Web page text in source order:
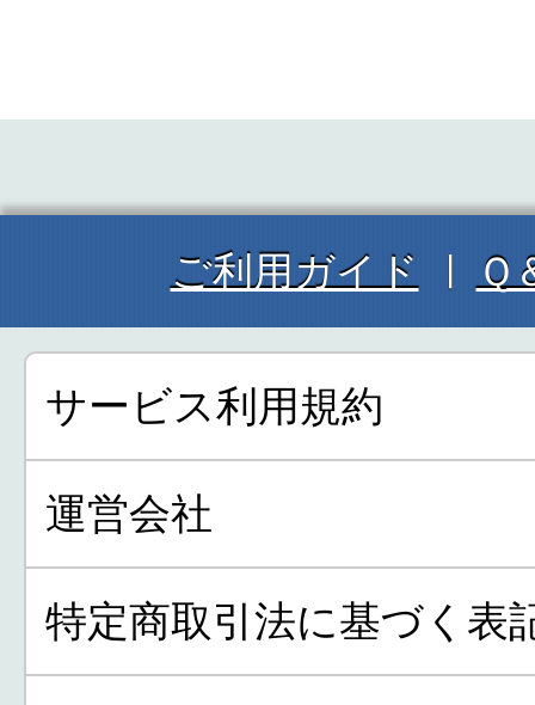
ご利用ガイド Ｑ
サービス利用規約
運営会社
特定商取引法に基づく表